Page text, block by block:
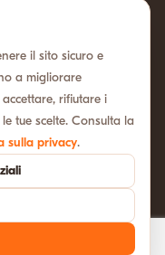
riservati.
il sito sicuro e
a migliorare
rifiutare i
tue scelte. Consulta la
sulla privacy.